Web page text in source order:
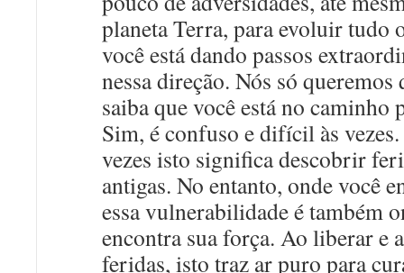
planeta Terra, para evoluir tudo
você está dando passos
nessa direção. Nós só queremos
saiba que você está no caminho
Sim, é confuso e difícil às
vezes isto significa descobrir
antigas. No entanto, onde você
essa vulnerabilidade é também
encontra sua força. Ao liberar e
feridas, isto traz ar puro para